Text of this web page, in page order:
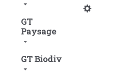
GT
Paysage
GT Biodiv